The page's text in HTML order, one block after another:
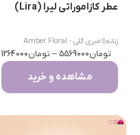
عطر کازاموراتی لیرا (Lira)
زنانه امبری گلی - Amber Floral
تومان5569000
– تومان1264000
مشاهده و خرید